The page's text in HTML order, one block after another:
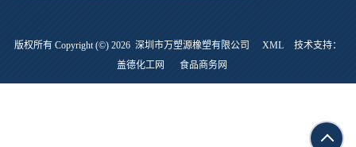
版权所有 Copyright (©) 2026 深圳市万塑源橡塑有限公司 XML
技术支持：
盖德化工网
食品商务网